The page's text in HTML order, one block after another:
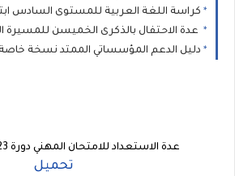
كراسة اللغة العربية للمستوى السادس ابتدائي - المرحلة
عدة الاحتفال بالذكرى الخميسن للمسيرة
دليل الدعم المؤسساتي الممتد نسخة خاصة
عدة الاستعداد للامتحان المهني دورة 2023 - خالد شوكر
تحميل